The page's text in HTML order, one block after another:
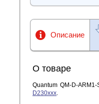
Описание
О товаре
Quantum QM-D-
D230xxx.